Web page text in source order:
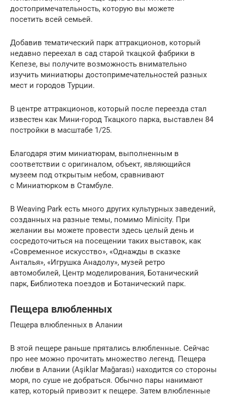
достопримечательность, которую вы можете
посетить всей семьей.
Добавив тематический парк аттракционов, который
недавно переехал в сад старой ткацкой фабрики в
Кепезе, вы получите возможность внимательно
изучить миниатюры достопримечательностей разных
мест и городов Турции.
В центре аттракционов, который после переезда стал
известен как Мини-город Ткацкого парка, выставлен 84
постройки в масштабе 1/25.
Благодаря этим миниатюрам, выполненным в
соответствии с оригиналом, объект, являющийся
музеем под открытым небом, сравнивают
с Миниатюрком в Стамбуле.
В Weaving Park есть много других культурных заведений,
созданных на разные темы, помимо Minicity. При
желании вы можете провести здесь целый день и
сосредоточиться на посещении таких выставок, как
«Современное искусство», «Однажды в сказке
Анталья», «Игрушка Анадолу», музей ретро
автомобилей, Центр моделирования, Ботанический
парк, Библиотека поездов и Ботанический парк.
Пещера влюбленных
Пещера влюбленных в Алании
В этой пещере раньше прятались влюбленные. Сейчас
про нее можно прочитать множество легенд. Пещера
любви в Алании (Aşiklar Mağarası) находится со стороны
моря, по суше не добраться. Обычно пары нанимают
катер, который привозит к пещере. Затем влюбленные